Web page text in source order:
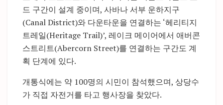
드 구간이 설계 중이며, 사바나 서부 운하지구
(Canal District)와 다운타운을 연결하는 ‘헤리티지
트레일(Heritage Trail)’, 레이크 메이어에서 애버콘
스트리트(Abercorn Street)를 연결하는 구간도 계
획 단계에 있다.
개통식에는 약 100명의 시민이 참석했으며, 상당수
가 직접 자전거를 타고 행사장을 찾았다.